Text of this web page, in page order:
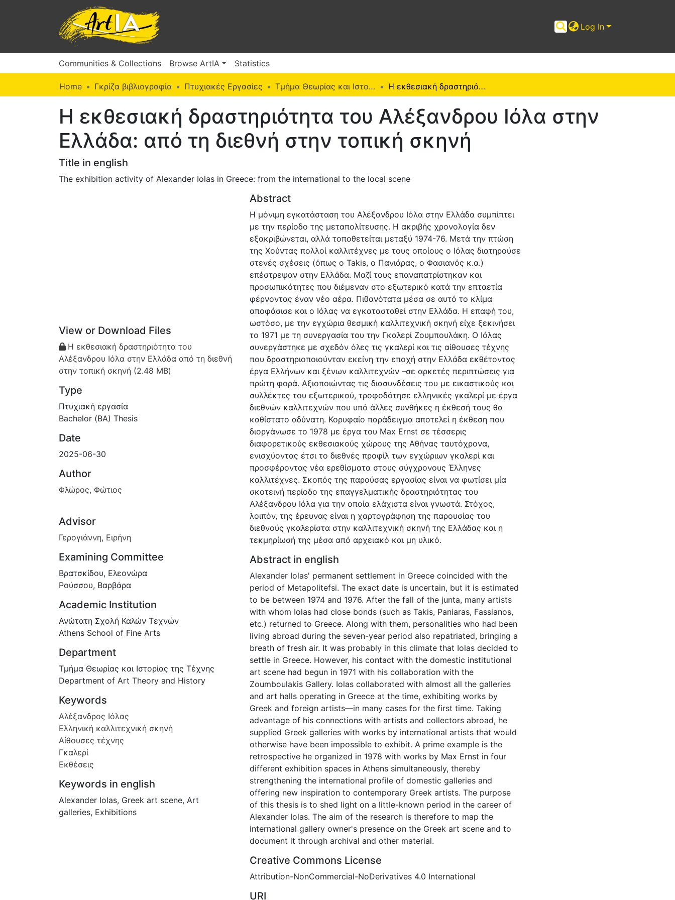
Log In
Communities & Collections Browse ArtIA Statistics
Home Γκρίζα βιβλιογραφία Πτυχιακές Εργασίες Τμήμα Θεωρίας και Ιστορίας της Τέχνης (Π. Ε.) Η εκθεσιακή δραστηριότητα του Αλέξανδρου Ιόλα στην Ελλάδα: από τη διεθνή στην τοπική σκηνή
Η εκθεσιακή δραστηριότητα του Αλέξανδρου Ιόλα στην
Ελλάδα: από τη διεθνή στην τοπική σκηνή
Title in english
The exhibition activity of Alexander Iolas in Greece: from the international to the local scene
View or Download Files
Η εκθεσιακή δραστηριότητα του
Αλέξανδρου Ιόλα στην Ελλάδα από τη διεθνή
στην τοπική σκηνή (2.48 MB)
Type
Πτυχιακή εργασία
Bachelor (ΒΑ) Thesis
Date
2025-06-30
Author
Φλώρος, Φώτιος
Advisor
Γερογιάννη, Ειρήνη
Examining Committee
Βρατσκίδου, Ελεονώρα
Ρούσσου, Βαρβάρα
Academic Institution
Ανώτατη Σχολή Καλών Τεχνών
Athens School of Fine Arts
Department
Τμήμα Θεωρίας και Ιστορίας της Τέχνης
Department of Art Theory and History
Keywords
Αλέξανδρος Ιόλας
Ελληνική καλλιτεχνική σκηνή
Αίθουσες τέχνης
Γκαλερί
Εκθέσεις
Keywords in english
Alexander Iolas, Greek art scene, Art
galleries, Exhibitions
Abstract
Η μόνιμη εγκατάσταση του Αλέξανδρου Ιόλα στην Ελλάδα συμπίπτει
με την περίοδο της μεταπολίτευσης. Η ακριβής χρονολογία δεν
εξακριβώνεται, αλλά τοποθετείται μεταξύ 1974-76. Μετά την πτώση
της Χούντας πολλοί καλλιτέχνες με τους οποίους ο Ιόλας διατηρούσε
στενές σχέσεις (όπως ο Takis, ο Πανιάρας, ο Φασιανός κ.α.)
επέστρεψαν στην Ελλάδα. Μαζί τους επαναπατρίστηκαν και
προσωπικότητες που διέμεναν στο εξωτερικό κατά την επταετία
φέρνοντας έναν νέο αέρα. Πιθανότατα μέσα σε αυτό το κλίμα
αποφάσισε και ο Ιόλας να εγκατασταθεί στην Ελλάδα. Η επαφή του,
ωστόσο, με την εγχώρια θεσμική καλλιτεχνική σκηνή είχε ξεκινήσει
το 1971 με τη συνεργασία του την Γκαλερί Ζουμπουλάκη. Ο Ιόλας
συνεργάστηκε με σχεδόν όλες τις γκαλερί και τις αίθουσες τέχνης
που δραστηριοποιούνταν εκείνη την εποχή στην Ελλάδα εκθέτοντας
έργα Ελλήνων και ξένων καλλιτεχνών –σε αρκετές περιπτώσεις για
πρώτη φορά. Αξιοποιώντας τις διασυνδέσεις του με εικαστικούς και
συλλέκτες του εξωτερικού, τροφοδότησε ελληνικές γκαλερί με έργα
διεθνών καλλιτεχνών που υπό άλλες συνθήκες η έκθεσή τους θα
καθίστατο αδύνατη. Κορυφαίο παράδειγμα αποτελεί η έκθεση που
διοργάνωσε το 1978 με έργα του Max Ernst σε τέσσερις
διαφορετικούς εκθεσιακούς χώρους της Αθήνας ταυτόχρονα,
ενισχύοντας έτσι το διεθνές προφίλ των εγχώριων γκαλερί και
προσφέροντας νέα ερεθίσματα στους σύγχρονους Έλληνες
καλλιτέχνες. Σκοπός της παρούσας εργασίας είναι να φωτίσει μία
σκοτεινή περίοδο της επαγγελματικής δραστηριότητας του
Αλέξανδρου Ιόλα για την οποία ελάχιστα είναι γνωστά. Στόχος,
λοιπόν, της έρευνας είναι η χαρτογράφηση της παρουσίας του
διεθνούς γκαλερίστα στην καλλιτεχνική σκηνή της Ελλάδας και η
τεκμηρίωσή της μέσα από αρχειακό και μη υλικό.
Abstract in english
Alexander Iolas' permanent settlement in Greece coincided with the
period of Metapolitefsi. The exact date is uncertain, but it is estimated
to be between 1974 and 1976. After the fall of the junta, many artists
with whom Iolas had close bonds (such as Takis, Paniaras, Fassianos,
etc.) returned to Greece. Along with them, personalities who had been
living abroad during the seven-year period also repatriated, bringing a
breath of fresh air. It was probably in this climate that Iolas decided to
settle in Greece. However, his contact with the domestic institutional
art scene had begun in 1971 with his collaboration with the
Zoumboulakis Gallery. Iolas collaborated with almost all the galleries
and art halls operating in Greece at the time, exhibiting works by
Greek and foreign artists—in many cases for the first time. Taking
advantage of his connections with artists and collectors abroad, he
supplied Greek galleries with works by international artists that would
otherwise have been impossible to exhibit. A prime example is the
retrospective he organized in 1978 with works by Max Ernst in four
different exhibition spaces in Athens simultaneously, thereby
strengthening the international profile of domestic galleries and
offering new inspiration to contemporary Greek artists. The purpose
of this thesis is to shed light on a little-known period in the career of
Alexander Iolas. The aim of the research is therefore to map the
international gallery owner's presence on the Greek art scene and to
document it through archival and other material.
Creative Commons License
Attribution-NonCommercial-NoDerivatives 4.0 International
URI